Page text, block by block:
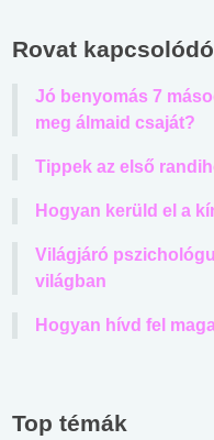
Rovat
Jó benyomás 7
meg álmaid csaját?
Tippek az első
Hogyan kerüld el a
Világjáró
világban
Hogyan hívd fel
Top témák